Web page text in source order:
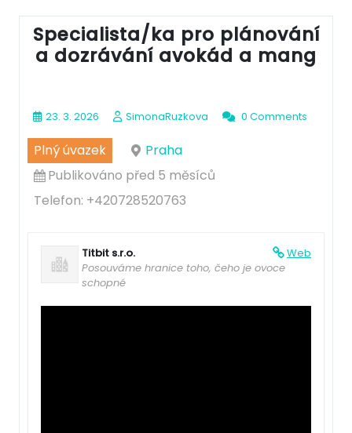
Specialista/ka pro plánování
a dozrávání avokád a mang
23. 3. 2026 SimonaRuzkova 0 Comments
Plný úvazek
Praha
Publikováno před 5 měsíců
Telefon: +420728520763
Web
Titbit s.r.o.
Posouváme hranice toho, čeho je ovoce
schopné